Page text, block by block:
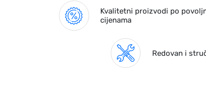
Kvalitetni proizvodi po
cijenama
Redovan i